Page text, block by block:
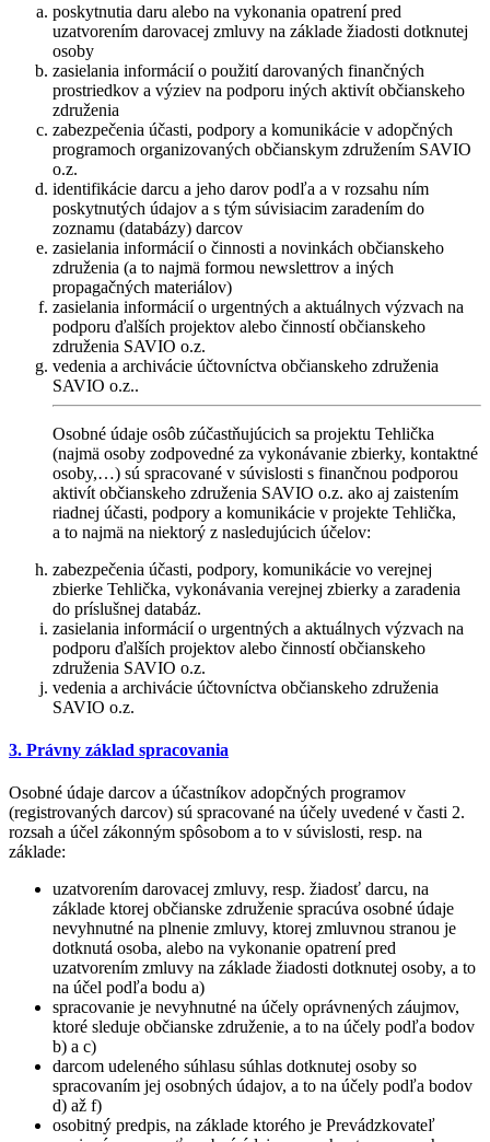
poskytnutia daru alebo na vykonania opatrení pred
uzatvorením darovacej zmluvy na základe žiadosti dotknutej
osoby
zasielania informácií o použití darovaných finančných
prostriedkov a výziev na podporu iných aktivít občianskeho
združenia
zabezpečenia účasti, podpory a komunikácie v adopčných
programoch organizovaných občianskym združením SAVIO
o.z.
identifikácie darcu a jeho darov podľa a v rozsahu ním
poskytnutých údajov a s tým súvisiacim zaradením do
zoznamu (databázy) darcov
zasielania informácií o činnosti a novinkách občianskeho
združenia (a to najmä formou newslettrov a iných
propagačných materiálov)
zasielania informácií o urgentných a aktuálnych výzvach na
podporu ďalších projektov alebo činností občianskeho
združenia SAVIO o.z.
vedenia a archivácie účtovníctva občianskeho združenia
SAVIO o.z..
Osobné údaje osôb zúčastňujúcich sa projektu Tehlička
(najmä osoby zodpovedné za vykonávanie zbierky, kontaktné
osoby,…) sú spracované v súvislosti s finančnou podporou
aktivít občianskeho združenia SAVIO o.z. ako aj zaistením
riadnej účasti, podpory a komunikácie v projekte Tehlička,
a to najmä na niektorý z nasledujúcich účelov:
zabezpečenia účasti, podpory, komunikácie vo verejnej
zbierke Tehlička, vykonávania verejnej zbierky a zaradenia
do príslušnej databáz.
zasielania informácií o urgentných a aktuálnych výzvach na
podporu ďalších projektov alebo činností občianskeho
združenia SAVIO o.z.
vedenia a archivácie účtovníctva občianskeho združenia
SAVIO o.z.
3. Právny základ spracovania
Osobné údaje darcov a účastníkov adopčných programov
(registrovaných darcov) sú spracované na účely uvedené v časti 2.
rozsah a účel zákonným spôsobom a to v súvislosti, resp. na
základe:
uzatvorením darovacej zmluvy, resp. žiadosť darcu, na
základe ktorej občianske združenie spracúva osobné údaje
nevyhnutné na plnenie zmluvy, ktorej zmluvnou stranou je
dotknutá osoba, alebo na vykonanie opatrení pred
uzatvorením zmluvy na základe žiadosti dotknutej osoby, a to
na účel podľa bodu a)
spracovanie je nevyhnutné na účely oprávnených záujmov,
ktoré sleduje občianske združenie, a to na účely podľa bodov
b) a c)
darcom udeleného súhlasu súhlas dotknutej osoby so
spracovaním jej osobných údajov, a to na účely podľa bodov
d) až f)
osobitný predpis, na základe ktorého je Prevádzkovateľ